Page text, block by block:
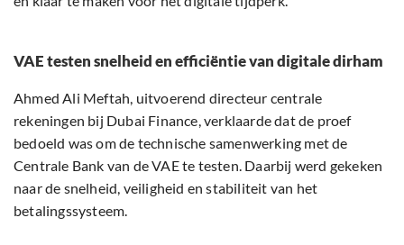
VAE testen snelheid en efficiëntie van digitale dirham
Ahmed Ali Meftah, uitvoerend directeur centrale
rekeningen bij Dubai Finance, verklaarde dat de proef
bedoeld was om de technische samenwerking met de
Centrale Bank van de VAE te testen. Daarbij werd gekeken
naar de snelheid, veiligheid en stabiliteit van het
betalingssysteem.